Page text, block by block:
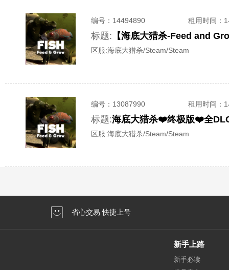
编号： 14494890 租用时间 ：
标题: 【海底大猎杀-Feed and
区服:海底大猎杀/Steam/Steam
编号： 13087990 租用时间 ：
标题:海底大猎杀❤️终极版❤️全
区服:海底大猎杀/Steam/Steam
省心交易 快捷上号
新手上路
新手必读